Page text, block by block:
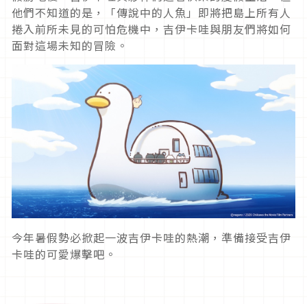
他們不知道的是，「傳說中的人魚」即將把島上所有人
捲入前所未見的可怕危機中，吉伊卡哇與朋友們將如何
面對這場未知的冒險。
今年暑假勢必掀起一波吉伊卡哇的熱潮，準備接受吉伊
卡哇的可愛爆擊吧。